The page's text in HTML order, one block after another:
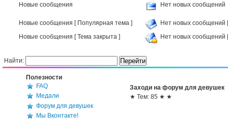
Новые сообщения Нет новых сообщений
Новые сообщения [ Популярная тема ]
Нет новых сообщений
Новые сообщения [ Тема закрыта ]
Нет новых сообщений
Найти:
Полезности
FAQ
Медали
Форум для девушек
Мы Вконтакте!
Заходи на форум для девушек
★ Тем: 85 ★ ★